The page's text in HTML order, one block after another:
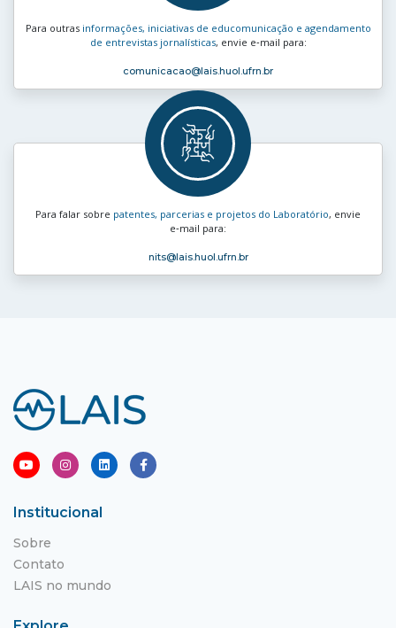
Para outras informações, iniciativas de educomunicação e agendamento
de entrevistas jornalísticas, envie e‑mail para:
comunicacao@lais.huol.ufrn.br
Para falar sobre patentes, parcerias e projetos do Laboratório, envie
e‑mail para:
nits@lais.huol.ufrn.br
Institucional
Sobre
Contato
LAIS no mundo